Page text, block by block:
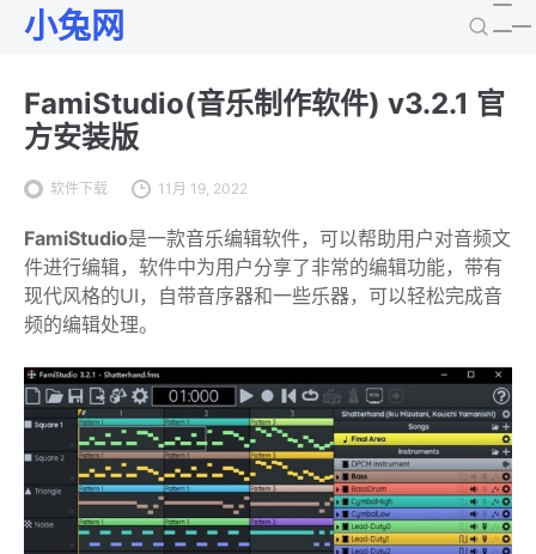
小兔网
FamiStudio(音乐制作软件) v3.2.1 官
方安装版
软件下载 11月 19, 2022
FamiStudio是一款音乐编辑软件，可以帮助用户对音频文
件进行编辑，软件中为用户分享了非常的编辑功能，带有
现代风格的UI，自带音序器和一些乐器，可以轻松完成音
频的编辑处理。